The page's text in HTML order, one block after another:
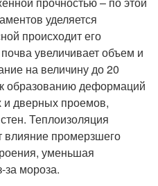
уделяется
происходит его
увеличивает объем и
на величину до 20
образованию деформаций
и дверных проемов,
Теплоизоляция
промерзшего
уменьшая
за мороза.